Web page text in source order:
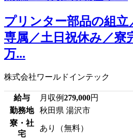
プリンター部品の組立
専属／土日祝休み／寮
万...
株式会社ワールドインテック
給与 月収例279,000円
勤務地
秋田県 湯沢市
寮・社
宅
あり（無料）